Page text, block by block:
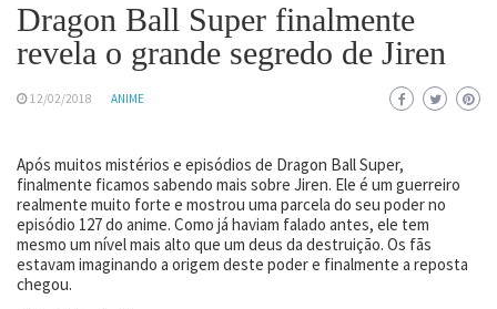
Dragon Ball Super finalmente
revela o grande segredo de Jiren
12/02/2018 ANIME
Após muitos mistérios e episódios de Dragon Ball Super,
finalmente ficamos sabendo mais sobre Jiren. Ele é um guerreiro
realmente muito forte e mostrou uma parcela do seu poder no
episódio 127 do anime. Como já haviam falado antes, ele tem
mesmo um nível mais alto que um deus da destruição. Os fãs
estavam imaginando a origem deste poder e finalmente a reposta
chegou.